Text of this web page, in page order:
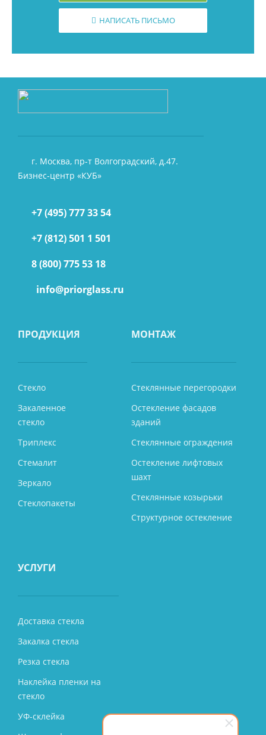
НАПИСАТЬ ПИСЬМО
г. Москва, пр-т Волгоградский, д.47.
Бизнес-центр «КУБ»
+7 (495) 777 33 54
+7 (812) 501 1 501
8 (800) 775 53 18
info@priorglass.ru
ПРОДУКЦИЯ
Стекло
Закаленное
стекло
Триплекс
Стемалит
Зеркало
Стеклопакеты
МОНТАЖ
Стеклянные перегородки
Остекление фасадов
зданий
Стеклянные ограждения
Остекление лифтовых
шахт
Стеклянные козырьки
Структурное остекление
УСЛУГИ
Доставка стекла
Закалка стекла
Резка стекла
Наклейка пленки на
стекло
УФ-склейка